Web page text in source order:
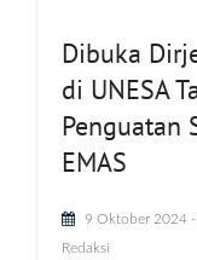
Dibuka
di UNESA
Penguatan
EMAS
9 Oktober 2024
Redaksi